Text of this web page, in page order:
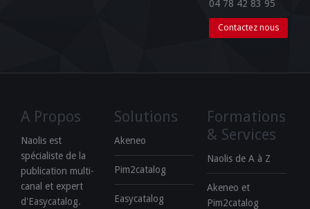
04 78 42 83 95
Contactez nous
A Propos
Naolis est
spécialiste de la
publication multi-
canal et expert
d'Easycatalog.
Solutions
Akeneo
Pim2catalog
Easycatalog
Formations
& Services
Naolis de A à Z
Akeneo et
Pim2catalog